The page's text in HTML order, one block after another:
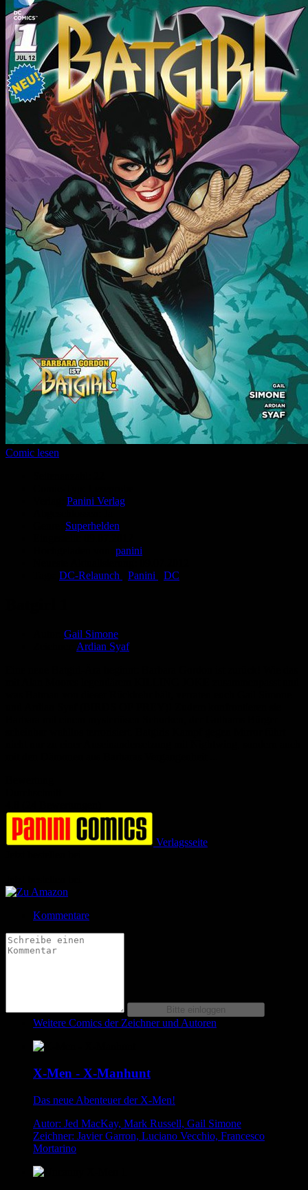
Comic lesen
Panini Verlag
Superhelden
panini
DC-Relaunch Panini DC
Gail Simone
Ardian Syaf
Verlagsseite
Kommentare
Weitere Comics der Zeichner und Autoren
X-Men - X-Manhunt
Das neue Abenteuer der X-Men!
Autor: Jed MacKay, Mark Russell, Gail Simone
Zeichner: Javier Garron, Luciano Vecchio, Francesco
Mortarino